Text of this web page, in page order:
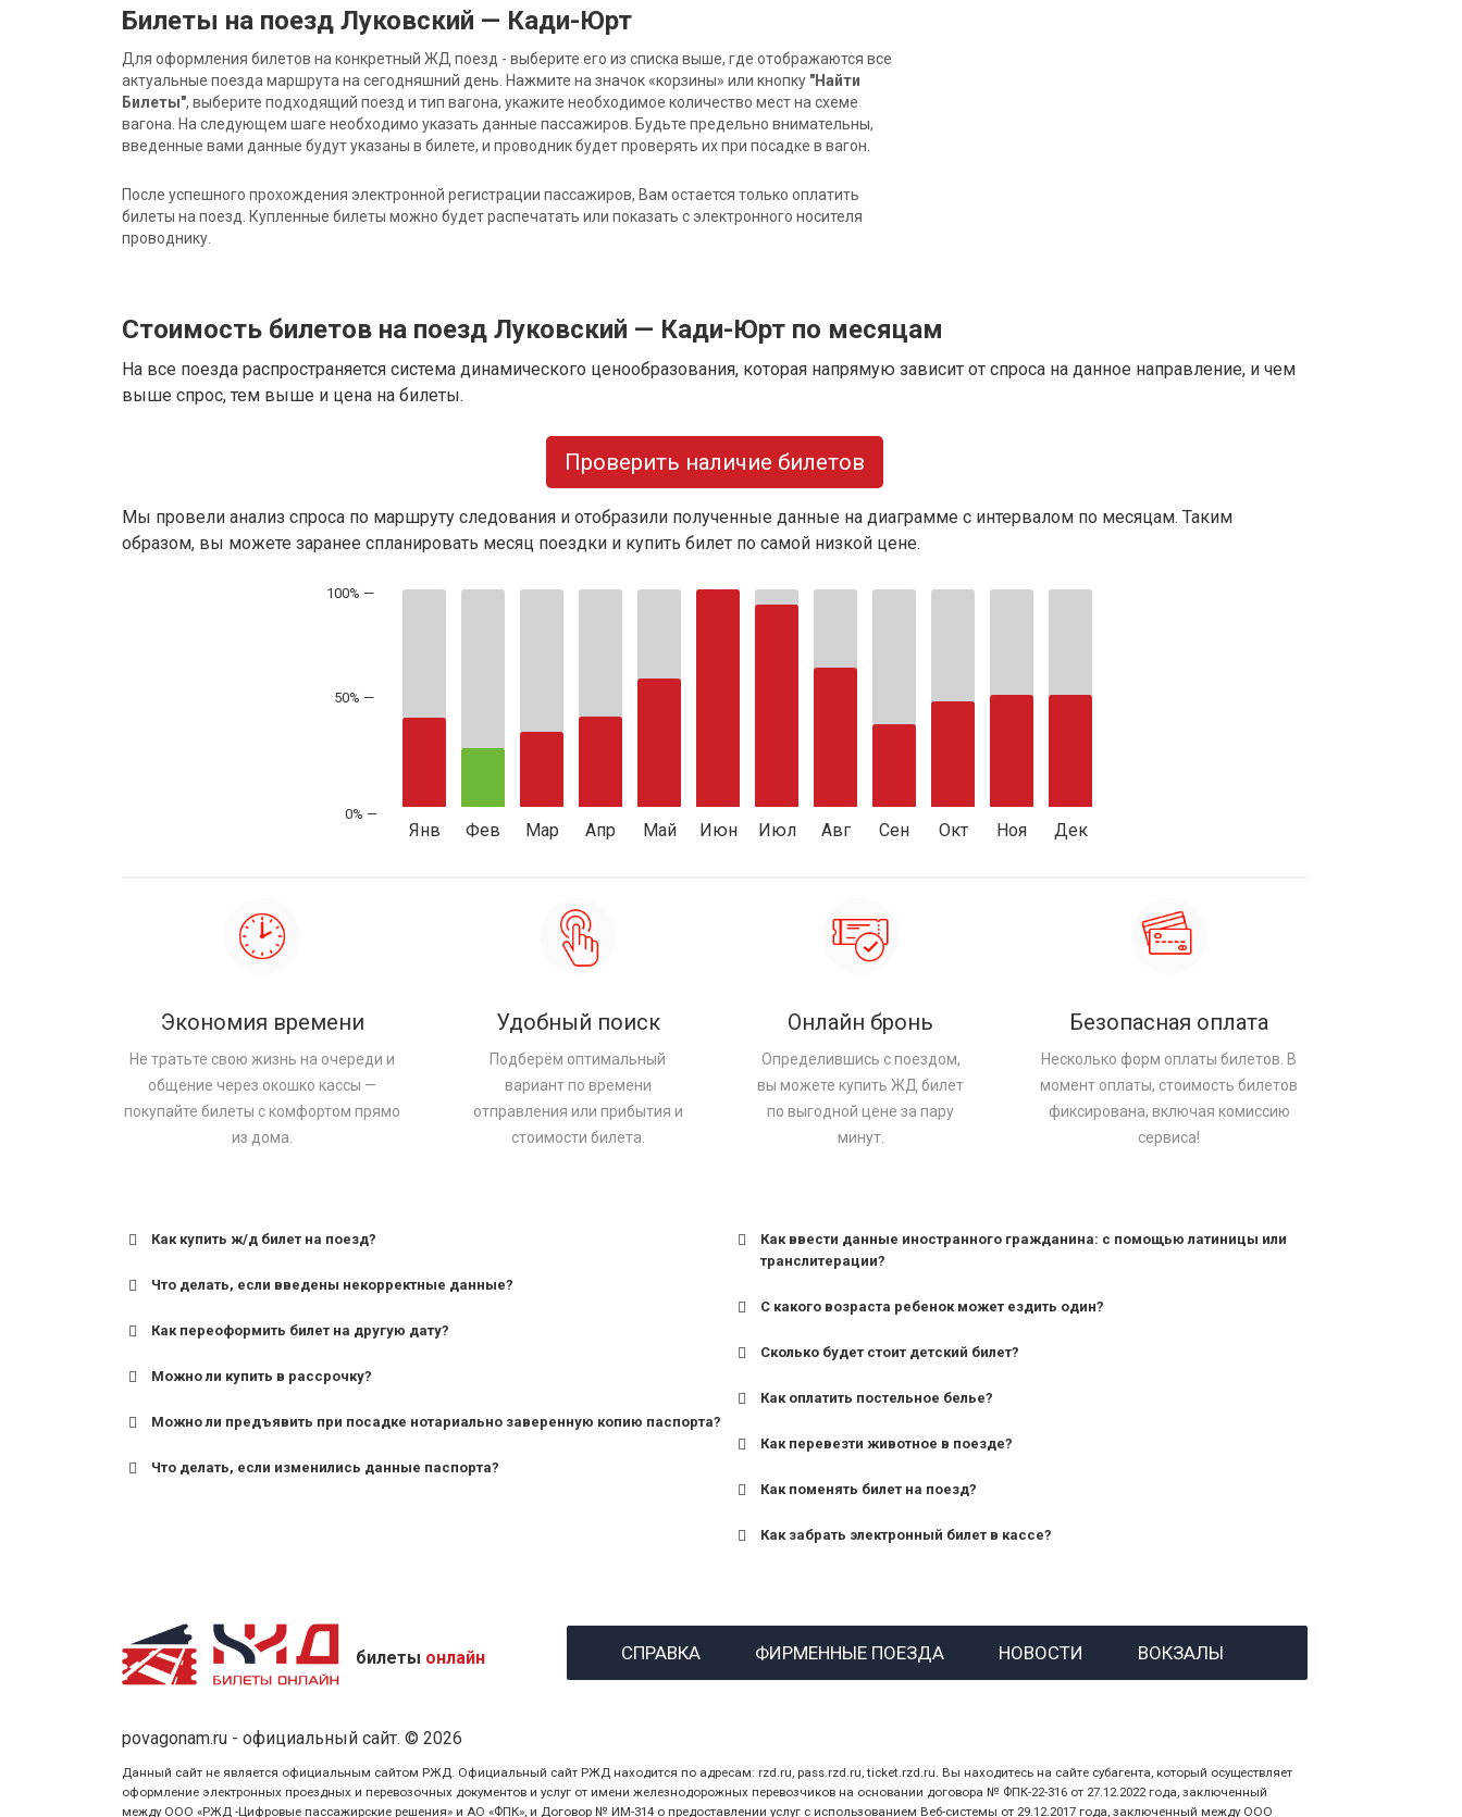
Билеты на поезд Луковский — Кади-Юрт
Для оформления билетов на конкретный ЖД поезд - выберите его из списка выше, где отображаются все
актуальные поезда маршрута на сегодняшний день. Нажмите на значок «корзины» или кнопку "Найти
Билеты", выберите подходящий поезд и тип вагона, укажите необходимое количество мест на схеме
вагона. На следующем шаге необходимо указать данные пассажиров. Будьте предельно внимательны,
введенные вами данные будут указаны в билете, и проводник будет проверять их при посадке в вагон.
После успешного прохождения электронной регистрации пассажиров, Вам остается только оплатить
билеты на поезд. Купленные билеты можно будет распечатать или показать с электронного носителя
проводнику.
Стоимость билетов на поезд Луковский — Кади-Юрт по месяцам
На все поезда распространяется система динамического ценообразования, которая напрямую зависит от спроса на данное направление, и чем
выше спрос, тем выше и цена на билеты.
Проверить наличие билетов
Мы провели анализ спроса по маршруту следования и отобразили полученные данные на диаграмме с интервалом по месяцам. Таким
образом, вы можете заранее спланировать месяц поездки и купить билет по самой низкой цене.
50% —
Янв Фев Мар Апр Май Июн Июл Авг Сен Окт Ноя Дек
Экономия времени
Не тратьте свою жизнь на очереди и
общение через окошко кассы —
покупайте билеты с комфортом прямо
из дома.
Удобный поиск
Подберём оптимальный
вариант по времени
отправления или прибытия и
стоимости билета.
Онлайн бронь
Определившись с поездом,
вы можете купить ЖД билет
по выгодной цене за пару
минут.
Безопасная оплата
Несколько форм оплаты билетов. В
момент оплаты, стоимость билетов
фиксирована, включая комиссию
сервиса!
Как купить ж/д билет на поезд?
Что делать, если введены некорректные данные?
Как переоформить билет на другую дату?
Можно ли купить в рассрочку?
Можно ли предъявить при посадке нотариально заверенную копию паспорта?
Что делать, если изменились данные паспорта?
Как ввести данные иностранного гражданина: с помощью латиницы или
транслитерации?
С какого возраста ребенок может ездить один?
для поездов дальнего следования — от 10 лет и старше;
Сколько будет стоит детский билет?
Как оплатить постельное белье?
Как перевезти животное в поезде?
Как поменять билет на поезд?
Как забрать электронный билет в кассе?
назвав кассиру 14-значный номер заказа;
билеты онлайн СПРАВКА ФИРМЕННЫЕ ПОЕЗДА НОВОСТИ ВОКЗАЛЫ
povagonam.ru - официальный сайт. © 2026
Данный сайт не является официальным сайтом РЖД. Официальный сайт РЖД находится по адресам: rzd.ru, pass.rzd.ru, ticket.rzd.ru. Вы находитесь на сайте субагента, который осуществляет
оформление электронных проездных и перевозочных документов и услуг от имени железнодорожных перевозчиков на основании договора № ФПК-22-316 от 27.12.2022 года, заключенный
между ООО «РЖД -Цифровые пассажирские решения» и АО «ФПК», и Договор № ИМ-314 о предоставлении услуг с использованием Веб-системы от 29.12.2017 года, заключенный между ООО